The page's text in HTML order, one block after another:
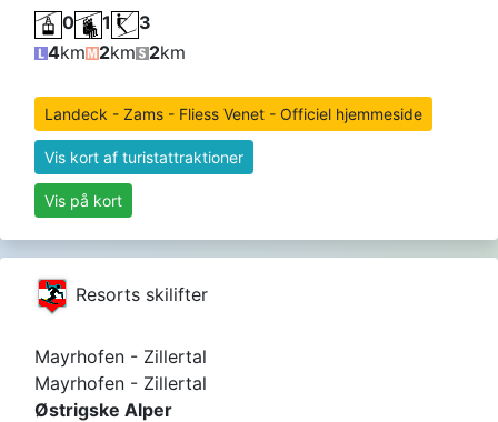
0 1
3
4km 2km 2km
Landeck - Zams - Fliess Venet - Officiel hjemmeside
Vis kort af turistattraktioner
Vis på kort
Resorts skilifter
Mayrhofen - Zillertal
Mayrhofen - Zillertal
Østrigske Alper